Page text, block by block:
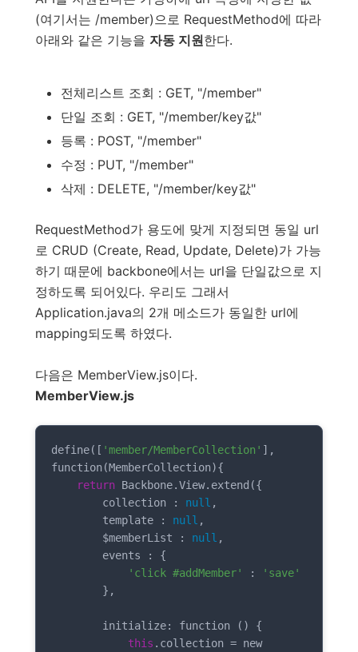
(여기서는 /member)으로 RequestMethod에 따라
아래와 같은 기능을 자동 지원한다.
전체리스트 조회 : GET, "/member"
단일 조회 : GET, "/member/key값"
등록 : POST, "/member"
수정 : PUT, "/member"
삭제 : DELETE, "/member/key값"
RequestMethod가 용도에 맞게 지정되면 동일 url
로 CRUD (Create, Read, Update, Delete)가 가능
하기 때문에 backbone에서는 url을 단일값으로 지
정하도록 되어있다. 우리도 그래서
Application.java의 2개 메소드가 동일한 url에
mapping되도록 하였다.
다음은 MemberView.js이다.
MemberView.js
define([ 'member/MemberCollection' ],
function(MemberCollection){
return Backbone.View.extend({
        collection :
null ,
        template :
null ,
        $memberList :
null ,
'click #addMember'
:
'save'
this .collection = new